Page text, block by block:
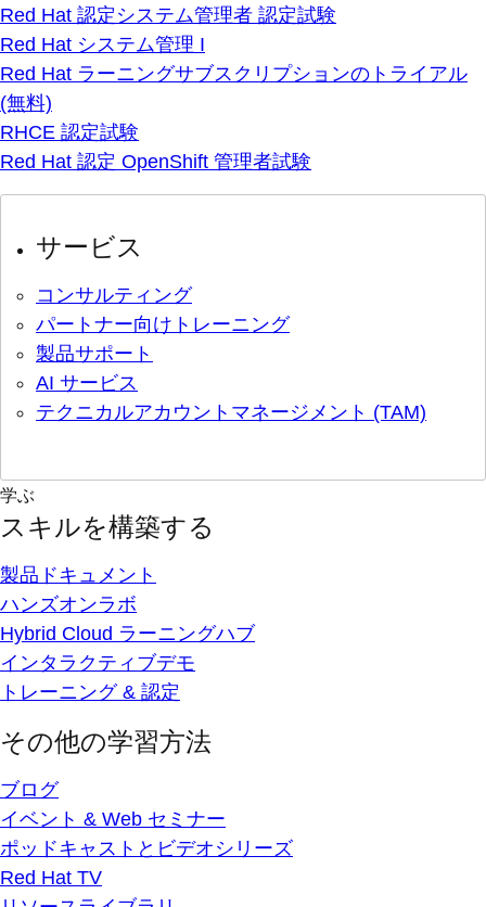
Red Hat 認定システム管理者 認定試験
Red Hat システム管理 I
Red Hat ラーニングサブスクリプションのトライアル
(無料)
RHCE 認定試験
Red Hat 認定 OpenShift 管理者試験
サービス
コンサルティング
パートナー向けトレーニング
製品サポート
AI サービス
テクニカルアカウントマネージメント (TAM)
学ぶ
スキルを構築する
製品ドキュメント
ハンズオンラボ
Hybrid Cloud ラーニングハブ
インタラクティブデモ
トレーニング & 認定
その他の学習方法
ブログ
イベント & Web セミナー
ポッドキャストとビデオシリーズ
Red Hat TV